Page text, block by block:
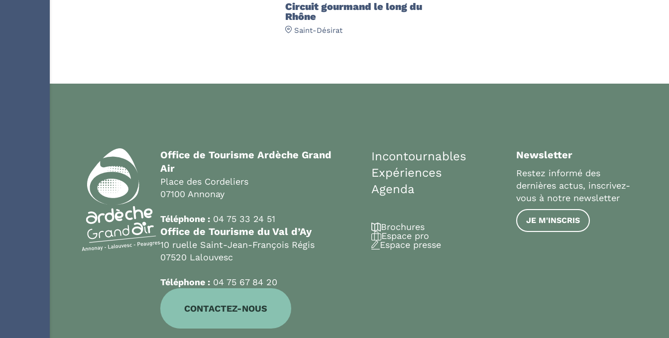
Circuit gourmand le long du
Rhône
Saint-Désirat
Office de Tourisme Ardèche Grand
Air
Place des Cordeliers
07100 Annonay
Téléphone : 04 75 33 24 51
Office de Tourisme du Val d’Ay
10 ruelle Saint-Jean-François Régis
07520 Lalouvesc
Téléphone : 04 75 67 84 20
CONTACTEZ-NOUS
Incontournables
Expériences
Agenda
Brochures
Espace pro
Espace presse
Newsletter
Restez informé des
dernières actus, inscrivez-
vous à notre newsletter
JE M'INSCRIS